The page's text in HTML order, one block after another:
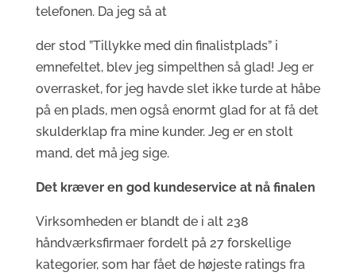
telefonen. Da jeg så at
der stod ”Tillykke med din finalistplads” i
emnefeltet, blev jeg simpelthen så glad! Jeg er
overrasket, for jeg havde slet ikke turde at håbe
på en plads, men også enormt glad for at få det
skulderklap fra mine kunder. Jeg er en stolt
mand, det må jeg sige.
Det kræver en god kundeservice at nå finalen
Virksomheden er blandt de i alt 238
håndværksfirmaer fordelt på 27 forskellige
kategorier, som har fået de højeste ratings fra